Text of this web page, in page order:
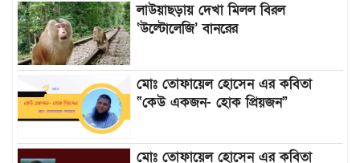
লাউয়াছড়ায় দেখা মিলল বিরল
‘উল্টোলেজি’ বানরের
মোঃ তোফায়েল হোসেন এর কবিতা
“কেউ একজন- হোক প্রিয়জন”
মোঃ তোফায়েল হোসেন এর কবিতা